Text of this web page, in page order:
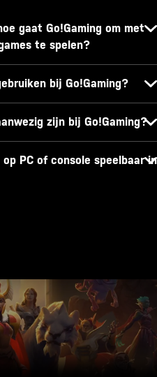
gaat Go!Gaming om met
te spelen?
bij Go!Gaming?
zijn bij Go!Gaming?
PC of console speelbaar in